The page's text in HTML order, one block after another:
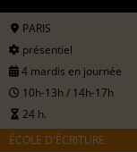
PARIS
présentiel
4 mardis en journée
10h-13h / 14h-17h
24 h.
ÉCOLE D'ÉCRITURE